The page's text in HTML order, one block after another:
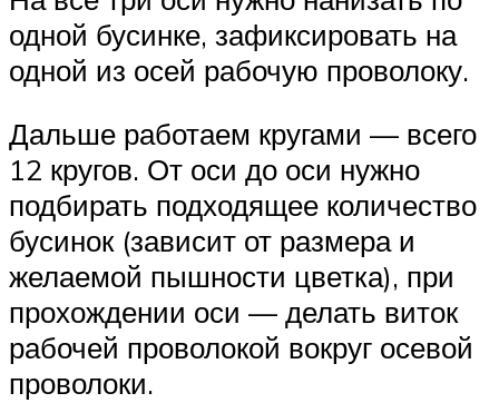
одной бусинке, зафиксировать на
одной из осей рабочую проволоку.
Дальше работаем кругами — всего
12 кругов. От оси до оси нужно
подбирать подходящее количество
бусинок (зависит от размера и
желаемой пышности цветка), при
прохождении оси — делать виток
рабочей проволокой вокруг осевой
проволоки.